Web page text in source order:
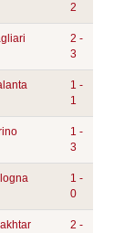
2
2 -
3
1 -
1
1 -
3
1 -
0
2 -